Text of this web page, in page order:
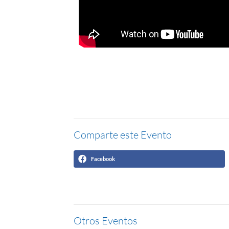
Comparte este Evento
Facebook
Otros Eventos